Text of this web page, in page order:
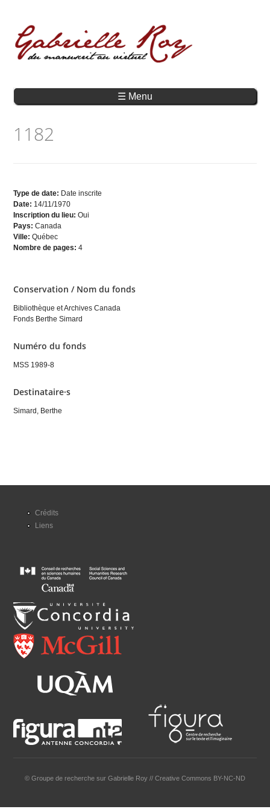
☰ Menu
1182
Type de date: Date inscrite
Date: 14/11/1970
Inscription du lieu:Oui
Pays:Canada
Ville:Québec
Nombre de pages:4
Conservation / Nom du fonds
Bibliothèque et Archives Canada
Fonds Berthe Simard
Numéro du fonds
MSS 1989-8
Destinataire·s
Simard, Berthe
Crédits
Liens
© Groupe de recherche sur Gabrielle Roy // Creative Commons BY-NC-ND